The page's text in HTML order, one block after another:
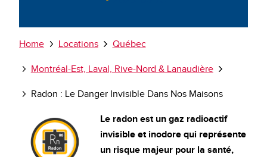
Select your language
Breadcrumb
Home Locations Québec
Montréal-Est, Laval, Rive-Nord & Lanaudière
Radon : Le Danger Invisible Dans Nos Maisons
Le radon est un gaz radioactif
invisible et inodore qui représente
un risque majeur pour la santé,